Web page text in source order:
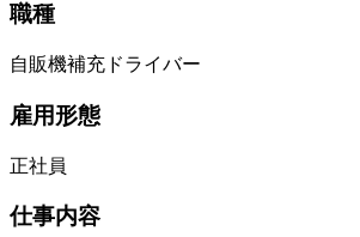
職種
自販機補充ドライバー
雇用形態
正社員
仕事内容